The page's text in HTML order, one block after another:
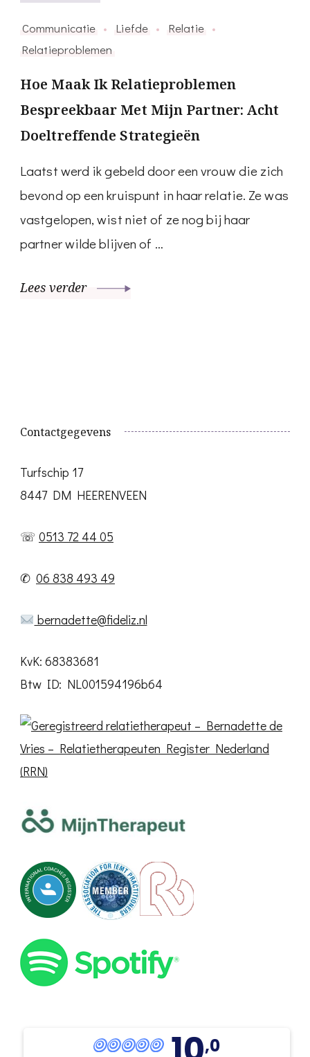
Communicatie Liefde
Relatie
Relatieproblemen
Hoe Maak Ik Relatieproblemen
Bespreekbaar Met Mijn Partner: Acht
Doeltreffende Strategieën
Laatst werd ik gebeld door een vrouw die zich
bevond op een kruispunt in haar relatie. Ze was
vastgelopen, wist niet of ze nog bij haar
partner wilde blijven of …
Lees verder
Contactgegevens
Turfschip 17
8447 DM HEERENVEEN
☏ 0513 72 44 05
✆ 06 838 493 49
bernadette@fideliz.nl
KvK: 68383681
Btw ID: NL001594196b64
,0